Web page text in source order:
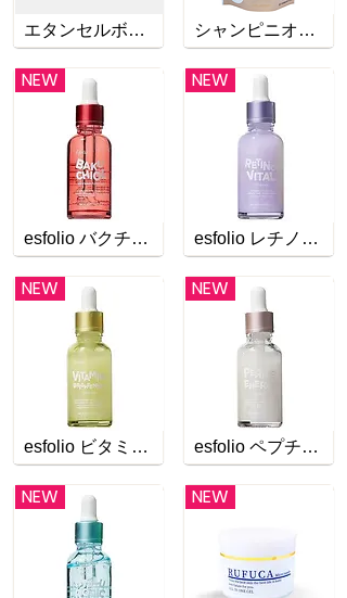
エタンセルボーテ コア ローション
NEW
esfolio バクチオール リンクルセラム
NEW
esfolio ビタミン ブライトニングセラム
NEW
シャンピニオンゼリー「ニットー」エル(30粒入)
NEW
esfolio レチノール バイタルセラム
NEW
esfolio ペプチド エナジーセラム
NEW